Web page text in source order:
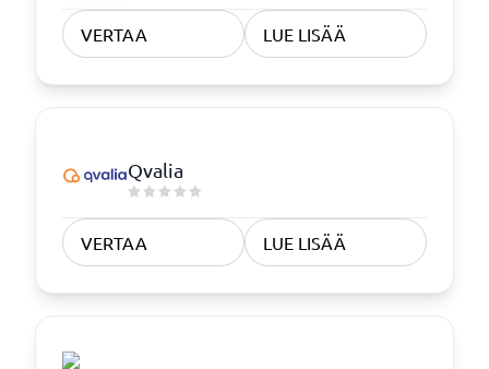
VERTAA LUE LISÄÄ
Qvalia
VERTAA LUE LISÄÄ